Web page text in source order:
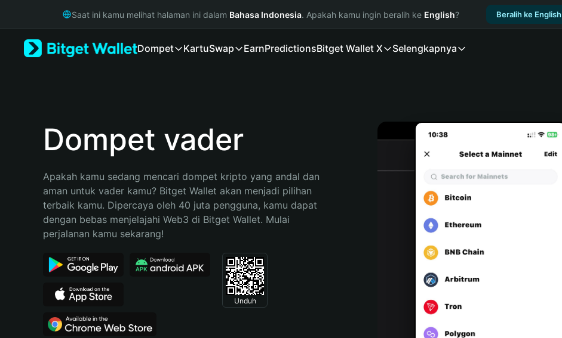
Русский
Bahasa Indonesia
Español (Argentina)
Saat ini kamu melihat halaman ini dalam Bahasa Indonesia. Apakah kamu ingin beralih ke English? Beralih ke English
Dompet KartuSwap EarnPredictionsBitget Wallet X Selengkapnya
Dompet vader
Apakah kamu sedang mencari dompet kripto yang andal dan
aman untuk vader kamu? Bitget Wallet akan menjadi pilihan
terbaik kamu. Dipercaya oleh 40 juta pengguna, kamu dapat
dengan bebas menjelajahi Web3 di Bitget Wallet. Mulai
perjalanan kamu sekarang!
Unduh